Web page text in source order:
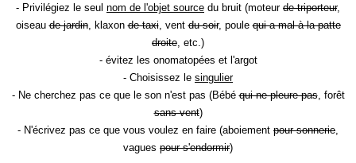
- Privilégiez le seul nom de l'objet source du bruit (moteur de triporteur,
oiseaude jardin, klaxonde taxi, ventdu soir, poulequi a mal à la patte
droite , etc.)
- évitez les onomatopées et l'argot
- Choisissez le singulier
- Ne cherchez pas ce que le son n'est pas (Bébéqui ne pleure pas, forêt
sans vent)
- N'écrivez pas ce que vous voulez en faire (aboiement pour sonnerie
vagues pour s'endormir)